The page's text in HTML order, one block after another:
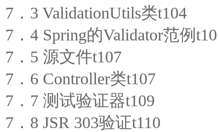
7．3 ValidationUtils类t104
7．4 Spring的Validator范例
7．5 源文件t107
7．6 Controller类t107
7．7 测试验证器t109
7．8 JSR 303验证t110